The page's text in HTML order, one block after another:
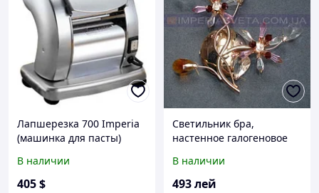
Лапшерезка 700 Imperia
(машинка для пасты)
В наличии
405$
Светильник бра,
настенное галогеновое
MMD-325060
В наличии
493лей